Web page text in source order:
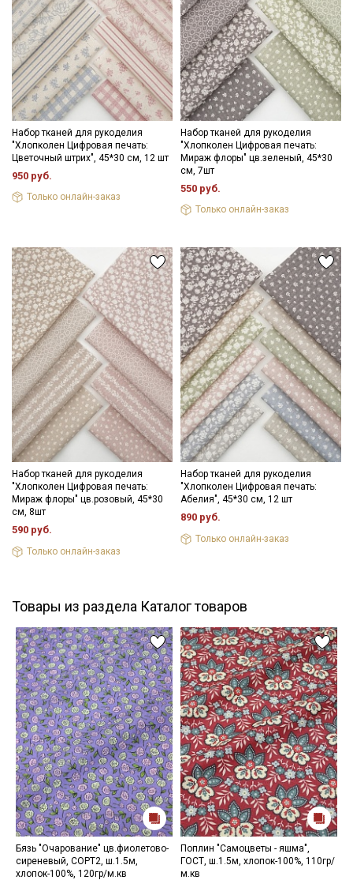
Набор тканей для рукоделия
"Хлопколен Цифровая печать:
Цветочный штрих", 45*30 см, 12 шт
950 руб.
Только онлайн-заказ
Набор тканей для рукоделия
"Хлопколен Цифровая печать:
Мираж флоры" цв.зеленый, 45*30
см, 7шт
550 руб.
Только онлайн-заказ
Набор тканей для рукоделия
"Хлопколен Цифровая печать:
Мираж флоры" цв.розовый, 45*30
см, 8шт
590 руб.
Только онлайн-заказ
Набор тканей для рукоделия
"Хлопколен Цифровая печать:
Абелия", 45*30 см, 12 шт
890 руб.
Только онлайн-заказ
Товары из раздела Каталог товаров
Бязь "Очарование" цв.фиолетово-
сиреневый, СОРТ2, ш.1.5м,
хлопок-100%, 120гр/м.кв
Поплин "Самоцветы - яшма",
ГОСТ, ш.1.5м, хлопок-100%, 110гр/
м.кв